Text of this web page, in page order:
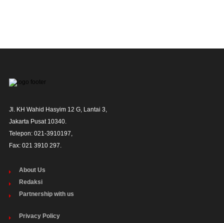
Jl. KH Wahid Hasyim 12 G, Lantai 3,
Jakarta Pusat 10340.
Telepon: 021-3910197,
Fax: 021 3910 297.
About Us
Redaksi
Partnership with us
Privacy Policy